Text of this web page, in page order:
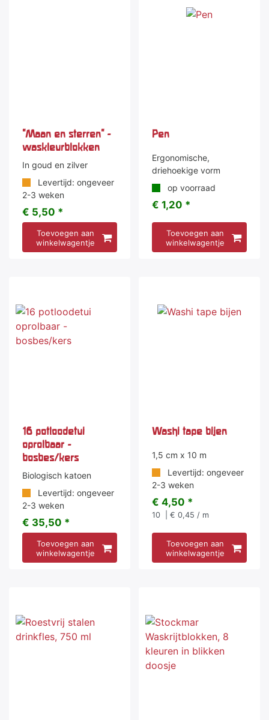
"Maan en sterren" -
waskleurblokken
In goud en zilver
Levertijd: ongeveer
2-3 weken
€ 5,50 *
Toevoegen aan
winkelwagentje
Pen
Ergonomische,
driehoekige vorm
op voorraad
€ 1,20 *
Toevoegen aan
winkelwagentje
16 potloodetui
oprolbaar -
bosbes/kers
Biologisch katoen
Levertijd: ongeveer
2-3 weken
€ 35,50 *
Toevoegen aan
winkelwagentje
Washi tape bijen
1,5 cm x 10 m
Levertijd: ongeveer
2-3 weken
€ 4,50 *
10 | € 0,45 / m
Toevoegen aan
winkelwagentje